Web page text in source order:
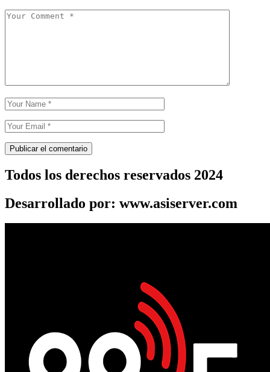
Todos los derechos reservados 2024
Desarrollado por: www.asiserver.com